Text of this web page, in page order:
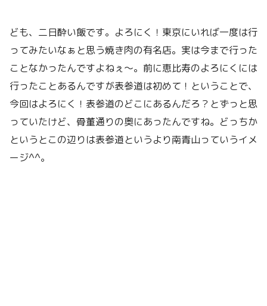
ども、二日酔い飯です。よろにく！東京にいれば一度は行
ってみたいなぁと思う焼き肉の有名店。実は今まで行った
ことなかったんですよねぇ〜。前に恵比寿のよろにくには
行ったことあるんですが表参道は初めて！ということで、
今回はよろにく！表参道のどこにあるんだろ？とずっと思
っていたけど、骨董通りの奥にあったんですね。どっちか
というとこの辺りは表参道というより南青山っていうイメ
ージ^^。